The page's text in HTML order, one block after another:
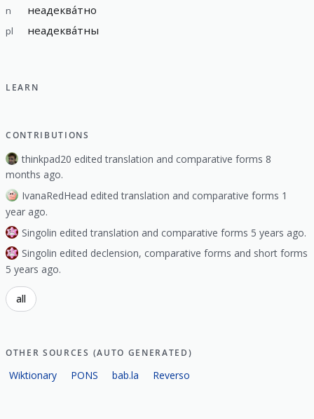
n неадеква́тно
pl неадеква́тны
LEARN
CONTRIBUTIONS
thinkpad20 edited translation and comparative forms 8
months ago.
IvanaRedHead edited translation and comparative forms 1
year ago.
Singolin edited translation and comparative forms 5 years ago.
Singolin edited declension, comparative forms and short forms
5 years ago.
all
OTHER SOURCES (AUTO GENERATED)
Wiktionary PONS bab.la Reverso